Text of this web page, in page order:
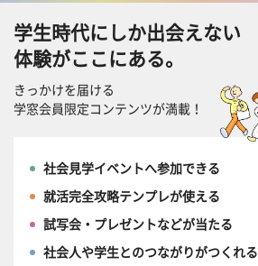
学生時代にしか出会えない
体験がここにある。
きっかけを届ける
学窓会員限定コンテンツが満載！
社会見学イベントへ参加できる
就活完全攻略テンプレが使える
試写会・プレゼントなどが当たる
社会人や学生とのつながりがつくれる